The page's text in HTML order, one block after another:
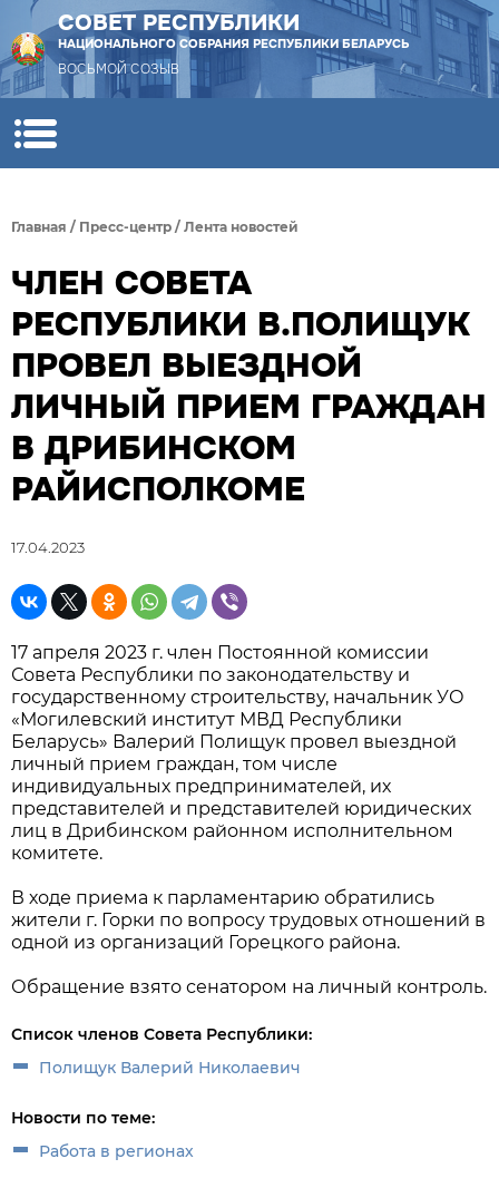
СОВЕТ РЕСПУБЛИКИ
НАЦИОНАЛЬНОГО СОБРАНИЯ РЕСПУБЛИКИ БЕЛАРУСЬ
ВОСЬМОЙ СОЗЫВ
Главная / Пресс-центр / Лента новостей
ЧЛЕН СОВЕТА
РЕСПУБЛИКИ В.ПОЛИЩУК
ПРОВЕЛ ВЫЕЗДНОЙ
ЛИЧНЫЙ ПРИЕМ ГРАЖДАН
В ДРИБИНСКОМ
РАЙИСПОЛКОМЕ
17.04.2023
17 апреля 2023 г. член Постоянной комиссии
Совета Республики по законодательству и
государственному строительству, начальник УО
«Могилевский институт МВД Республики
Беларусь» Валерий Полищук провел выездной
личный прием граждан, том числе
индивидуальных предпринимателей, их
представителей и представителей юридических
лиц в Дрибинском районном исполнительном
комитете.
В ходе приема к парламентарию обратились
жители г. Горки по вопросу трудовых отношений в
одной из организаций Горецкого района.
Обращение взято сенатором на личный контроль.
Список членов Совета Республики:
Полищук Валерий Николаевич
Новости по теме:
Работа в регионах